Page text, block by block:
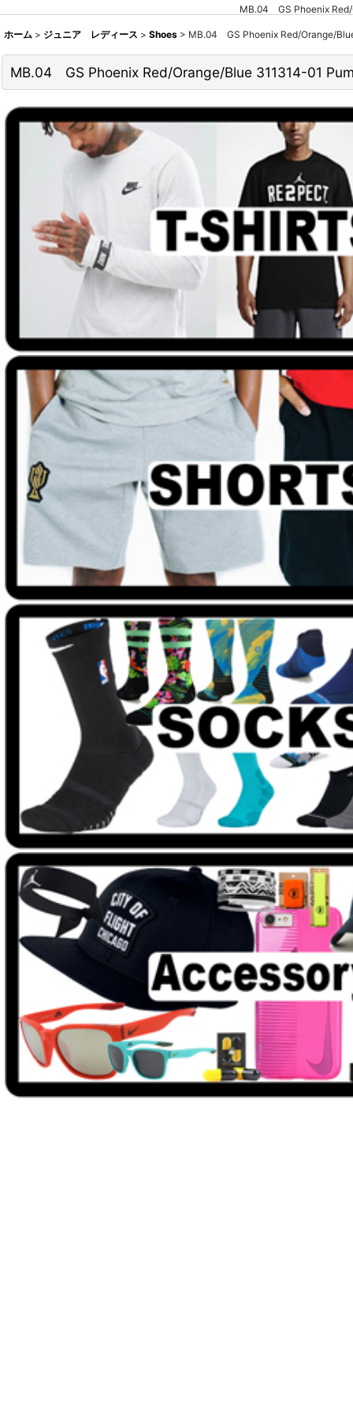
MB.04 GS Phoenix Red/
ホーム > ジュニア レディース > Shoes > MB.04 GS Phoenix Red/Orange/
MB.04 GS Phoenix Red/Orange/Blue 311314-01